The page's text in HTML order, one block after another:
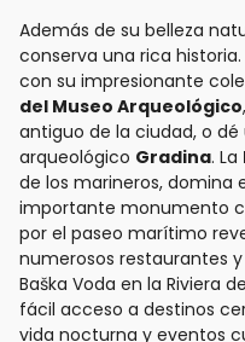
Además de su belleza
conserva una rica historia.
con su impresionante
del Museo Arqueológico
antiguo de la ciudad, o
arqueológico Gradina. La
de los marineros, domina
importante monumento
por el paseo marítimo
numerosos restaurantes
Baška Voda en la Riviera
fácil acceso a destinos
vida nocturna y eventos